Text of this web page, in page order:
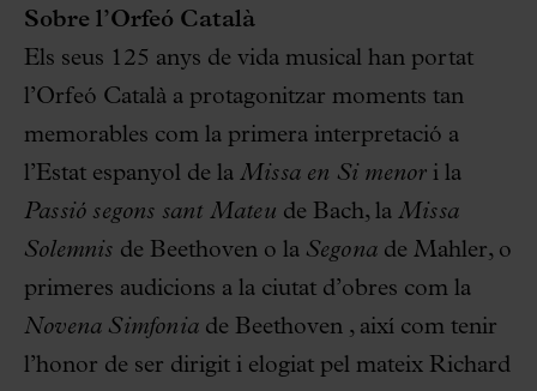
Sobre l’Orfeó Català
Els seus 125 anys de vida musical han portat
l’Orfeó Català a protagonitzar moments tan
memorables com la primera interpretació a
l’Estat espanyol de la Missa en Si menor i la
Passió segons sant Mateu de Bach, la Missa
Solemnis de Beethoven o la Segona de Mahler, o
primeres audicions a la ciutat d’obres com la
Novena Simfonia de Beethoven , així com tenir
l’honor de ser dirigit i elogiat pel mateix Richard